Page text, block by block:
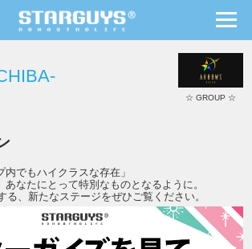
☆ GROUP ☆
でもハイクラスな存在」
なたにとって特別なものとなるように。
る、新たなステージをぜひご覧ください。